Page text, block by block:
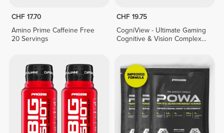
CHF 17.70
Amino Prime Caffeine Free
20 Servings
CHF 19.75
CogniView - Ultimate Gaming
Cognitive & Vision Complex -